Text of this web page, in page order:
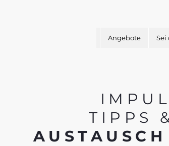
Angebote Sei
TIPPS